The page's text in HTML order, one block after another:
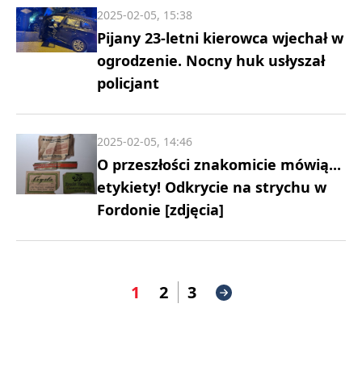
Pijany 23-letni kierowca wjechał w
ogrodzenie. Nocny huk usłyszał
policjant
2025-02-05, 15:38
O przeszłości znakomicie mówią...
etykiety! Odkrycie na strychu w
Fordonie [zdjęcia]
2025-02-05, 14:46
1 2 3